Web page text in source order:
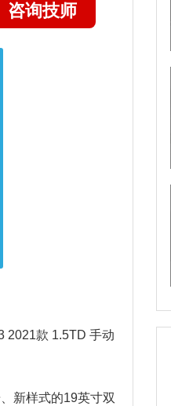
咨询技师
2021款 1.5TD 手动
新样式的19英寸双